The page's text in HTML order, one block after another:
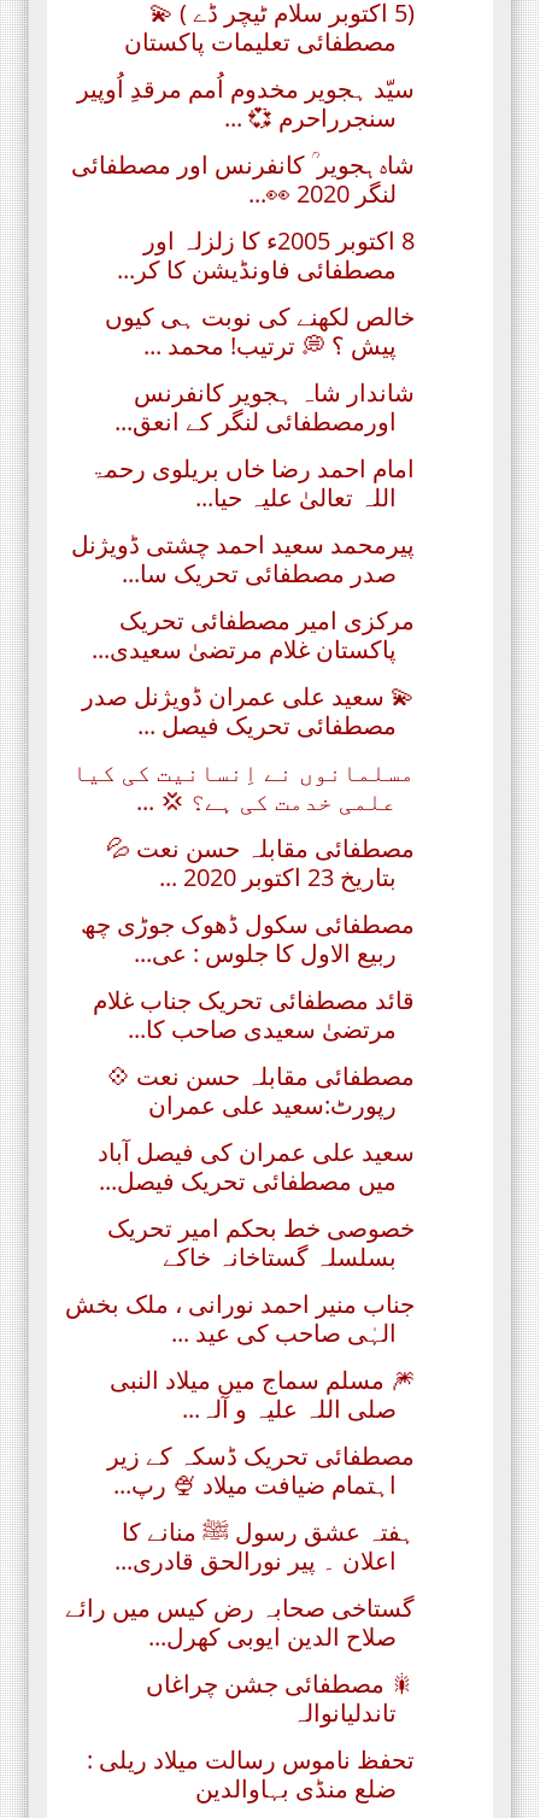
(5 اکتوبر سلام ٹیچر ڈے ) 💫
مصطفائی تعلیمات پاکستان
سیّد ہجویر مخدوم اُمم مرقدِ اُوپیر
سنجرراحرم 💞 ...
شاہ ہجویر ؒ کانفرنس اور مصطفائی
لنگر 2020 👀...
8 اکتوبر 2005ء کا زلزلہ اور
مصطفائی فاونڈیشن کا کر...
خالص لکھنے کی نوبت ہی کیوں
پیش ؟ 💭 ترتیب! محمد ...
شاندار شاہ ہجویر کانفرنس
اورمصطفائی لنگر کے انعق...
امام احمد رضا خاں بریلوی رحمۃ
اللہ تعالیٰ علیہ حیا...
پیرمحمد سعید احمد چشتی ڈویژنل
صدر مصطفائی تحریک سا...
مرکزی امیر مصطفائی تحریک
پاکستان غلام مرتضیٰ سعیدی...
💫 سعید علی عمران ڈویژنل صدر
مصطفائی تحریک فیصل ...
مسلمانوں نے اِنسانیت کی کیا
علمی خدمت کی ہے؟ 💢 ...
مصطفائی مقابلہ حسن نعت 💦
بتاریخ 23 اکتوبر 2020 ...
مصطفائی سکول ڈھوک جوڑی چھ
ربیع الاول کا جلوس : عی...
قائد مصطفائی تحریک جناب غلام
مرتضیٰ سعیدی صاحب کا...
مصطفائی مقابلہ حسن نعت 💠
رپورٹ:سعید علی عمران
سعید علی عمران کی فیصل آباد
میں مصطفائی تحریک فیصل...
خصوصی خط بحکم امیر تحریک
بسلسلہ گستاخانہ خاکے
جناب منیر احمد نورانی ، ملک بخش
الہٰی صاحب کی عید ...
🎆 مسلم سماج میں میلاد النبی
صلی اللہ علیہ و آلہ...
مصطفائی تحریک ڈسکہ کے زیر
اہتمام ضیافت میلاد 🍨 رپ...
ہفتہ عشق رسول ﷺ منانے کا
اعلان ۔ پیر نورالحق قادری...
گستاخی صحابہ رض کیس میں رائے
صلاح الدین ایوبی کھرل...
🎇 مصطفائی جشن چراغاں
تاندلیانوالہ
تحفظ ناموس رسالت میلاد ریلی :
ضلع منڈی بہاوالدین